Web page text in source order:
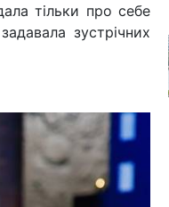
тільки про себе
зустрічних